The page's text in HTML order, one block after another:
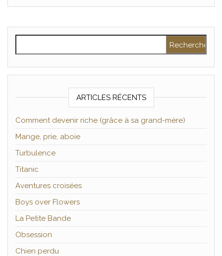
ARTICLES RÉCENTS
Comment devenir riche (grâce à sa grand-mère)
Mange, prie, aboie
Turbulence
Titanic
Aventures croisées
Boys over Flowers
La Petite Bande
Obsession
Chien perdu